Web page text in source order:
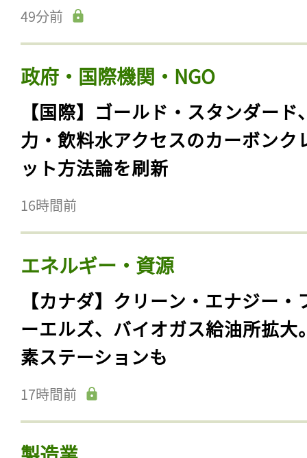
49分前
政府・国際機関・NGO
【国際】ゴールド・スタンダード
力・飲料水アクセスのカーボンク
ット方法論を刷新
16時間前
エネルギー・資源
【カナダ】クリーン・エナジー・
ーエルズ、バイオガス給油所拡大
素ステーションも
17時間前